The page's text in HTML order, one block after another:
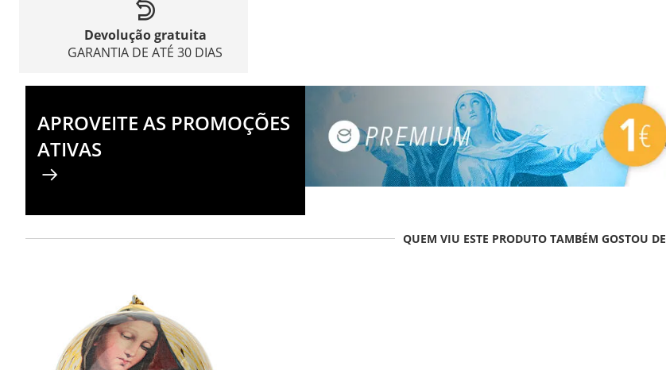
Devolução gratuita
GARANTIA DE ATÉ 30 DIAS
APROVEITE AS PROMOÇÕES
ATIVAS
QUEM VIU ESTE PRODUTO TAMBÉM GOSTOU DE